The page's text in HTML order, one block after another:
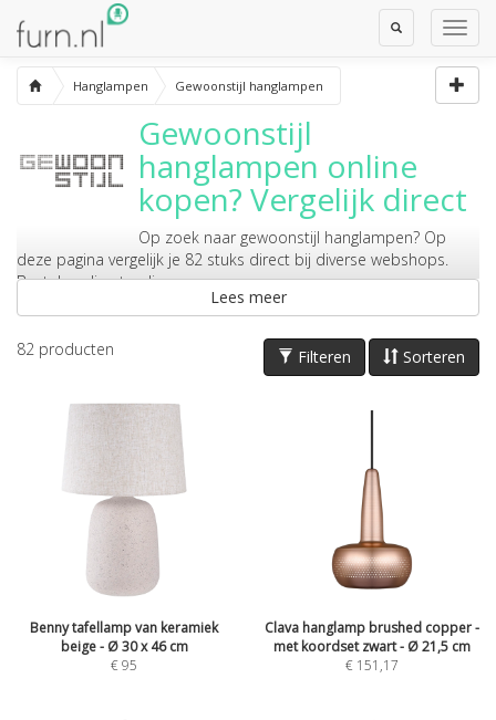
Toggle
Search
Hanglampen Gewoonstijl hanglampen
Gewoonstijl
hanglampen online
kopen? Vergelijk direct
Op zoek naar gewoonstijl hanglampen? Op
deze pagina vergelijk je 82 stuks direct bij diverse webshops.
Bestel er direct online.
Lees meer
Sorteren
Filteren
82 producten
Benny tafellamp van keramiek
beige - Ø 30 x 46 cm
€95
Clava hanglamp brushed copper -
met koordset zwart - Ø 21,5 cm
€ 151,17